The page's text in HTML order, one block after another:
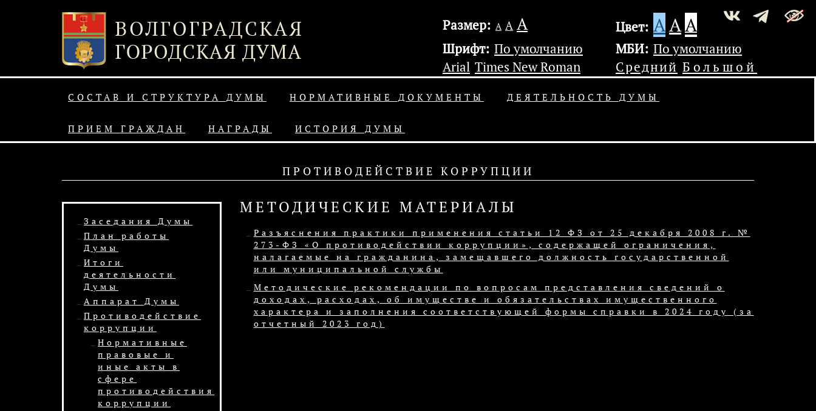
Размер: А А А Цвет: AAA
Шрифт: По умолчанию
Arial Times New Roman
МБИ: По умолчанию
Средний Большой
СОСТАВ И СТРУКТУРА ДУМЫ НОРМАТИВНЫЕ ДОКУМЕНТЫ ДЕЯТЕЛЬНОСТЬ ДУМЫ
ПРИЕМ ГРАЖДАН НАГРАДЫ ИСТОРИЯ ДУМЫ
ПРОТИВОДЕЙСТВИЕ КОРРУПЦИИ
Заседания Думы
План работы
Думы
Итоги
деятельности
Думы
Аппарат Думы
Противодействие
коррупции
Нормативные
правовые и
иные акты в
сфере
противодействия
коррупции
МЕТОДИЧЕСКИЕ МАТЕРИАЛЫ
Разъяснения практики применения статьи 12 ФЗ от 25 декабря 2008 г. №
273-ФЗ «О противодействии коррупции», содержащей ограничения,
налагаемые на гражданина, замещавшего должность государственной
или муниципальной службы
Методические рекомендации по вопросам представления сведений о
доходах, расходах, об имуществе и обязательствах имущественного
характера и заполнения соответствующей формы справки в 2024 году (за
отчетный 2023 год)